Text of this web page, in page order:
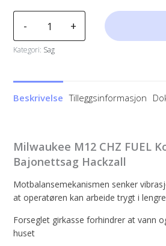
-
CHZ
Kompakt
Bajonettsag
+
Kategori: Sag
Beskrivelse Tilleggsinformasjon
Milwaukee M12 CHZ FUEL
Bajonettsag Hackzall
Motbalansemekanismen senker
at operatøren kan arbeide trygt i
Forseglet girkasse forhindrer at vann
huset